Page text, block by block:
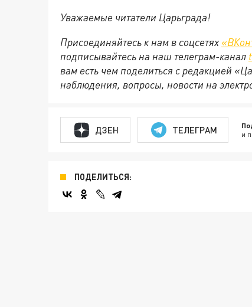
Уважаемые читатели Царьграда!
Присоединяйтесь к нам в соцсетях
подписывайтесь на наш телеграм-канал
вам есть чем поделиться с редакцией
наблюдения, вопросы, новости на
ДЗЕН ТЕЛЕГРАМ и
ПОДЕЛИТЬСЯ: